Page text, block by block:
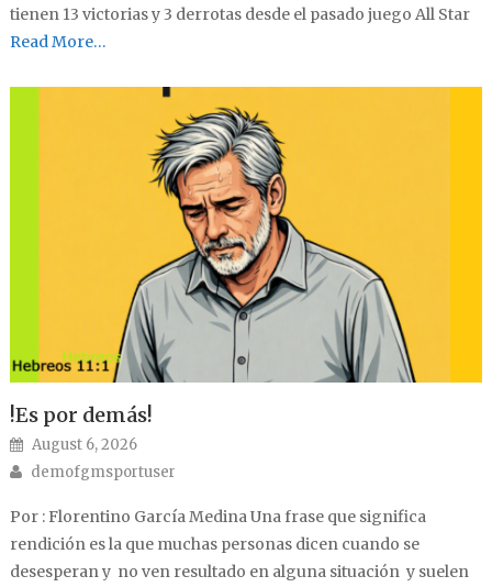
tienen 13 victorias y 3 derrotas desde el pasado juego All Star
Read More…
!Es por demás!
Posted on
August 6, 2026
Author
demofgmsportuser
Por : Florentino García Medina Una frase que significa
rendición es la que muchas personas dicen cuando se
desesperan y no ven resultado en alguna situación y suelen